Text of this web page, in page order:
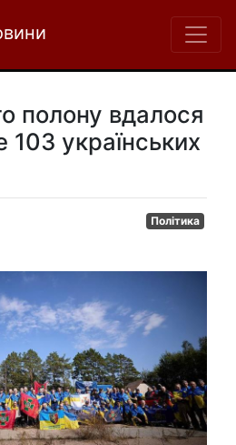
полону вдалося
103 українських
Політика